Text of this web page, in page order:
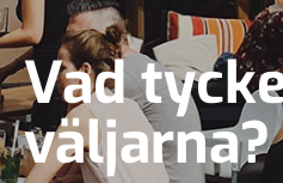
Vad
väljarna?